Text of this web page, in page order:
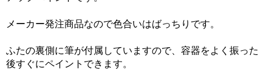
メーカー発注商品なので色合いはばっちりです。
ふたの裏側に筆が付属していますので、容器をよく振った
後すぐにペイントできます。